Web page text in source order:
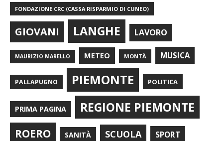
FONDAZIONE CRC (CASSA RISPARMIO DI CUNEO)
GIOVANI LANGHE LAVORO
MAURIZIO MARELLO METEO MONTÀ MUSICA
PALLAPUGNO PIEMONTE POLITICA
PRIMA PAGINA REGIONE PIEMONTE
ROERO SANITÀ SCUOLA SPORT